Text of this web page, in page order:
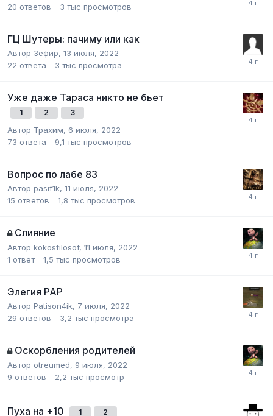
20 ответов 3 тыс просмотров
ГЦ Шутеры: пачиму или как
Автор Зефир, 13 июля, 2022
22 ответа 3 тыс просмотра
Уже даже Тараса никто не бьет
1 2 3
Автор Трахим, 6 июля, 2022
73 ответа 9,1 тыс просмотров
Вопрос по лабе 83
Автор pasif1k, 11 июля, 2022
15 ответов 1,8 тыс просмотров
Слияние
Автор kokosfilosof, 11 июля, 2022
1 ответ 1,5 тыс просмотров
Элегия РАР
Автор Patison4ik, 7 июля, 2022
29 ответов 3,2 тыс просмотра
Оскорбления родителей
Автор otreumed, 9 июля, 2022
9 ответов 2,2 тыс просмотр
Пуха на +10 1 2